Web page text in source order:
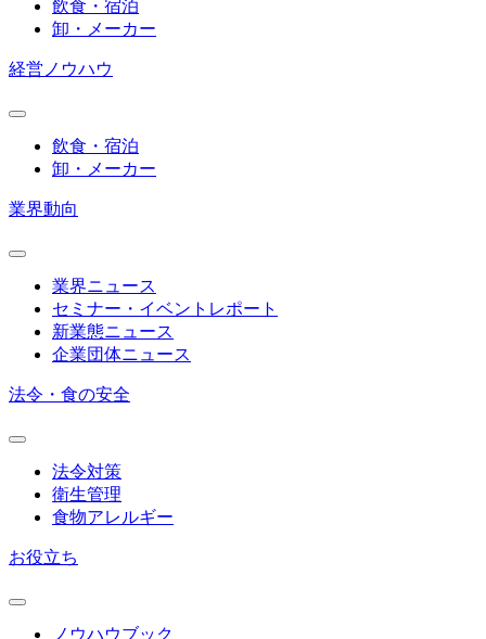
飲食・宿泊
卸・メーカー
経営ノウハウ
飲食・宿泊
卸・メーカー
業界動向
業界ニュース
セミナー・イベントレポート
新業態ニュース
企業団体ニュース
法令・食の安全
法令対策
衛生管理
食物アレルギー
お役立ち
ノウハウブック